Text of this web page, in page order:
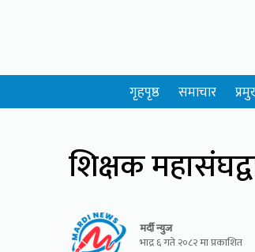
गृहपृष्ठ समाचार
शिक्षक
मर्दी न्युज
भाद्र ६ गते २०८२ मा प्रकाशित